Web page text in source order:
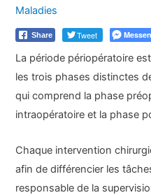
Maladies
Share Tweet
La période périopératoire
les trois phases distinctes
qui comprend la phase
intraopératoire et la phase
Chaque intervention
afin de différencier les
responsable de la